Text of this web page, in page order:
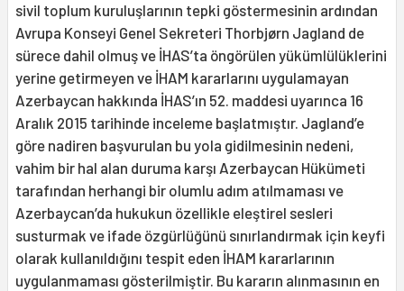
sivil toplum kuruluşlarının tepki göstermesinin ardından
Avrupa Konseyi Genel Sekreteri Thorbjørn Jagland de
sürece dahil olmuş ve İHAS’ta öngörülen yükümlülüklerini
yerine getirmeyen ve İHAM kararlarını uygulamayan
Azerbaycan hakkında İHAS’ın 52. maddesi uyarınca 16
Aralık 2015 tarihinde inceleme başlatmıştır. Jagland’e
göre nadiren başvurulan bu yola gidilmesinin nedeni,
vahim bir hal alan duruma karşı Azerbaycan Hükümeti
tarafından herhangi bir olumlu adım atılmaması ve
Azerbaycan’da hukukun özellikle eleştirel sesleri
susturmak ve ifade özgürlüğünü sınırlandırmak için keyfi
olarak kullanıldığını tespit eden İHAM kararlarının
uygulanmaması gösterilmiştir. Bu kararın alınmasının en